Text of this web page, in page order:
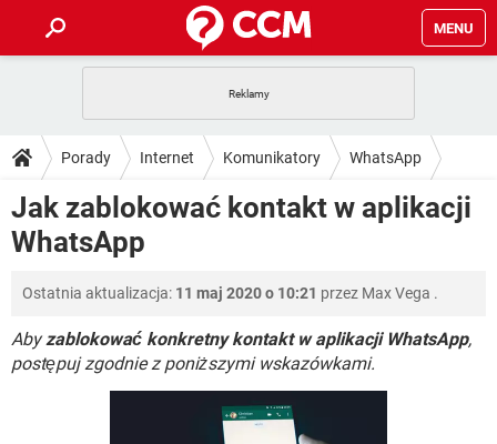
MENU
GRY WHATSAPP
SPOTIFY NETFLIX
INSTAGRAM
PORADY
PlayStation
GRY WHATSAPP
INSTAGRAM FACEBOOK
WINDOWS 10
DO POBRANIA
ANDROID
INSTAGRAM FACEBOOK
FORUM
COVID-19 TIKTOK
GRY WHATSAPP
SPOTIFY NETFLIX
FACEBOOK
COVID-19 TIKTOK
WHATSAPP
NETFLIX
Porady Internet Komunikatory WhatsApp
Jak zablokować kontakt w aplikacji
WhatsApp
Ostatnia aktualizacja: 11 maj 2020 o 10:21 przez Max Vega .
Abyzablokować konkretny kontakt w aplikacji WhatsApp,
postępuj zgodnie z poniższymi wskazówkami.